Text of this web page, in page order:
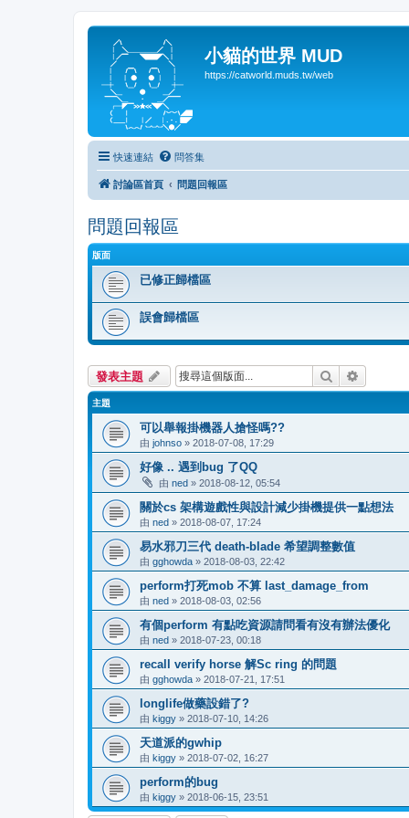
小貓的世界 MUD
https://catworld.muds.tw/web
快速連結 問答集
討論區首頁 問題回報區
問題回報區
版面
已修正歸檔區
誤會歸檔區
發表主題 搜尋
主題
可以舉報掛機器人搶怪嗎??
由 johnso » 2018-07-08, 17:29
好像 .. 遇到bug 了QQ
由 ned » 2018-08-12, 05:54
關於cs 架構遊戲性與設計減少掛機提供一點想法
由 ned » 2018-08-07, 17:24
易水邪刀三代 death-blade 希望調整數值
由 gghowda » 2018-08-03, 22:42
perform打死mob 不算 last_damage_from
由 ned » 2018-08-03, 02:56
有個perform 有點吃資源請問看有沒有辦法優化
由 ned » 2018-07-23, 00:18
recall verify horse 解Sc ring 的問題
由 gghowda » 2018-07-21, 17:51
longlife做藥設錯了?
由 kiggy » 2018-07-10, 14:26
天道派的gwhip
由 kiggy » 2018-07-02, 16:27
perform的bug
由 kiggy » 2018-06-15, 23:51